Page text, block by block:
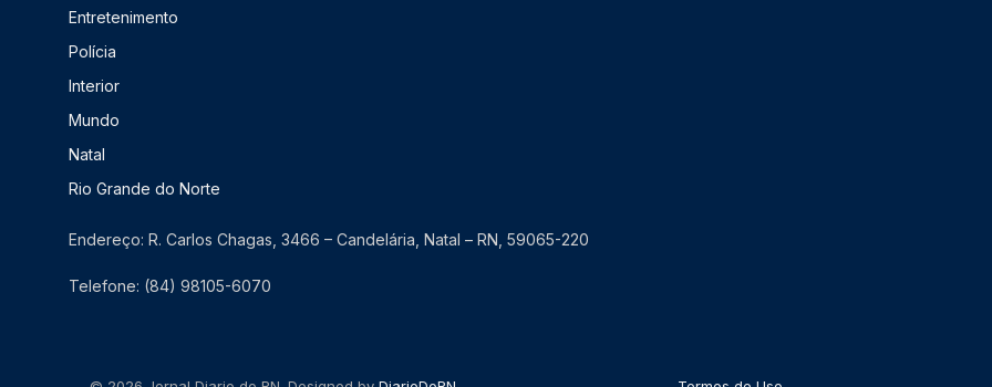
Entretenimento
Polícia
Interior
Mundo
Natal
Rio Grande do Norte
Endereço: R. Carlos Chagas, 3466 – Candelária, Natal – RN, 59065-220
Telefone: (84) 98105-6070